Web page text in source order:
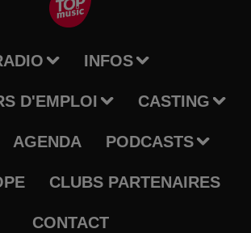
INFOS
D'EMPLOI CASTING
AGENDA PODCASTS
CLUBS PARTENAIRES
CONTACT